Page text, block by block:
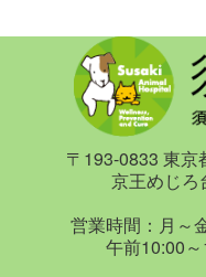
〒193-0833 東京
京王めじろ
営業時間：月～
午前10:00